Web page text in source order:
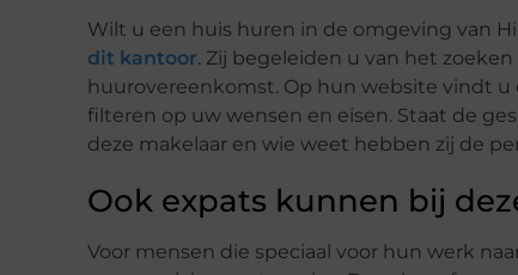
Wilt u een huis huren in de omgeving van
dit kantoor. Zij begeleiden u van het
huurovereenkomst. Op hun website vindt
filteren op uw wensen en eisen. Staat de
deze makelaar en wie weet hebben zij de
Ook expats kunnen bij
Voor mensen die speciaal voor hun werk